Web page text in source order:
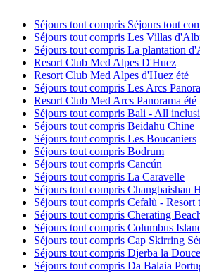
Séjours tout compris Séjours tout
Séjours tout compris Les Villas
Séjours tout compris La plantation
Resort Club Med Alpes D'Huez
Resort Club Med Alpes d'Huez été
Séjours tout compris Les Arcs
Resort Club Med Arcs Panorama été
Séjours tout compris Bali - All
Séjours tout compris Beidahu Chine
Séjours tout compris Les Boucaniers
Séjours tout compris Bodrum
Séjours tout compris Cancún
Séjours tout compris La Caravelle
Séjours tout compris Changbaishan
Séjours tout compris Cefalù - Resort
Séjours tout compris Cherating
Séjours tout compris Columbus
Séjours tout compris Cap Skirring
Séjours tout compris Djerba la
Séjours tout compris Da Balaia